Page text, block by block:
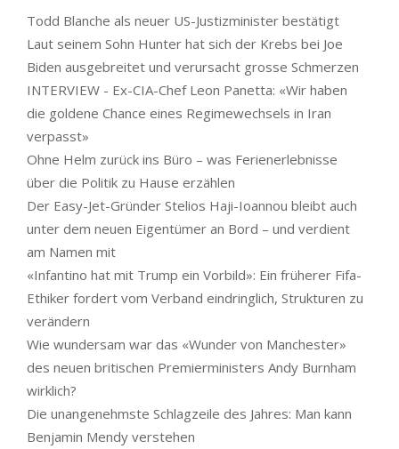
Todd Blanche als neuer US-Justizminister bestätigt
Laut seinem Sohn Hunter hat sich der Krebs bei Joe
Biden ausgebreitet und verursacht grosse Schmerzen
INTERVIEW - Ex-CIA-Chef Leon Panetta: «Wir haben
die goldene Chance eines Regimewechsels in Iran
verpasst»
Ohne Helm zurück ins Büro – was Ferienerlebnisse
über die Politik zu Hause erzählen
Der Easy-Jet-Gründer Stelios Haji-Ioannou bleibt auch
unter dem neuen Eigentümer an Bord – und verdient
am Namen mit
«Infantino hat mit Trump ein Vorbild»: Ein früherer Fifa-
Ethiker fordert vom Verband eindringlich, Strukturen zu
verändern
Wie wundersam war das «Wunder von Manchester»
des neuen britischen Premierministers Andy Burnham
wirklich?
Die unangenehmste Schlagzeile des Jahres: Man kann
Benjamin Mendy verstehen